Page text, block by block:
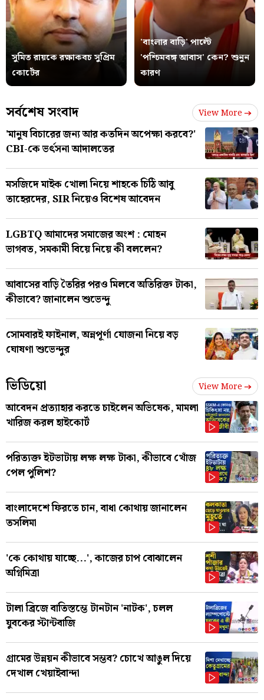
সুমিত রায়কে রক্ষাকবচ সুপ্রিম
কোর্টের
'বাংলার বাড়ি' পাল্টে
'পশ্চিমবঙ্গ আবাস' কেন? শুনুন
কারণ
সর্বশেষ সংবাদ View More
'মানুষ বিচারের জন্য আর কতদিন অপেক্ষা করবে?'
CBI-কে ভর্ৎসনা আদালতের
মসজিদে মাইক খোলা নিয়ে শাহকে চিঠি আবু
তাহেরদের, SIR নিয়েও বিশেষ আবেদন
LGBTQ আমাদের সমাজের অংশ : মোহন
ভাগবত, সমকামী বিয়ে নিয়ে কী বললেন?
আবাসের বাড়ি তৈরির পরও মিলবে অতিরিক্ত টাকা,
কীভাবে? জানালেন শুভেন্দু
সোমবারই ফাইনাল, অন্নপূর্ণা যোজনা নিয়ে বড়
ঘোষণা শুভেন্দুর
ভিডিয়ো View More
আবেদন প্রত্যাহার করতে চাইলেন অভিষেক, মামলা
খারিজ করল হাইকোর্ট
পরিত্যক্ত ইটভাটায় লক্ষ লক্ষ টাকা, কীভাবে খোঁজ
পেল পুলিশ?
বাংলাদেশে ফিরতে চান, বাধা কোথায় জানালেন
তসলিমা
'কে কোথায় যাচ্ছে...', কাজের চাপ বোঝালেন
অগ্নিমিত্রা
টালা ব্রিজে বাতিস্তম্ভে টানটান 'নাটক', চলল
যুবকের স্টান্টবাজি
গ্রামের উন্নয়ন কীভাবে সম্ভব? চোখে আঙুল দিয়ে
দেখাল খেয়াইবান্দা